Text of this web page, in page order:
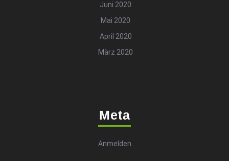
Juni 2020
Mai 2020
April 2020
März 2020
Meta
Anmelden